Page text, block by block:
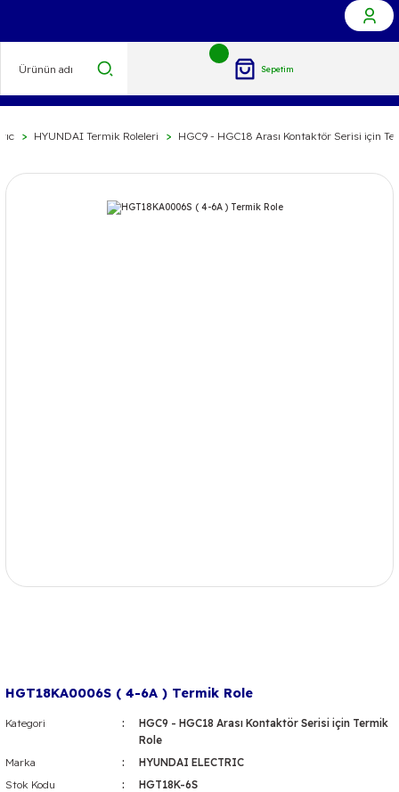
Sepetim
HYUNDAI Termik Roleleri HGC9 - HGC18 Arası Kontaktör Serisi için
HGT18KA0006S ( 4-6A ) Termik Role
Kategori
HGC9 - HGC18 Arası Kontaktör Serisi için Termik
Role
Marka
HYUNDAI ELECTRIC
Stok Kodu
HGT18K-6S